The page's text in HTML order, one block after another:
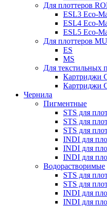
Для плоттеров
ESL3 Eco-
ESL4 Eco-
ESL5 Eco-
Для плоттеров
ES
MS
Для текстильных
Картриджи
Картриджи
Чернила
Пигментные
STS для
STS для
STS для
INDI для
INDI для
INDI для
Водорастворимые
STS для
STS для
INDI для
INDI для